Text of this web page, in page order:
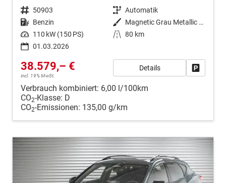
Fahrzeugnr. 50903 Getriebe Automatik
Kraftstoff Benzin Außenfarbe
Magnetic Grau Metallic (S7)
Leistung 110 kW (150 PS) Kilometerstand 80 km
01.03.2026
38.579,– €
incl. 19% MwSt.
Details
Verbrauch kombiniert: 6,00 l/100km
CO2-Klasse: D
CO2-Emissionen: 135,00 g/km